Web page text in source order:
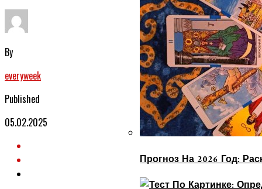
Прогноз На 2026 Год:
By
everyweek
Published
05.02.2025